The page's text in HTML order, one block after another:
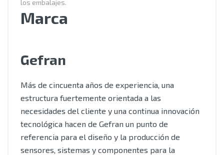
los embalajes.
Marca
Gefran
Más de cincuenta años de experiencia, una
estructura fuertemente orientada a las
necesidades del cliente y una continua innovación
tecnológica hacen de Gefran un punto de
referencia para el diseño y la producción de
sensores, sistemas y componentes para la